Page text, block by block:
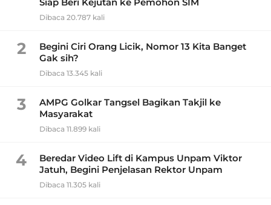
Dibaca 20.787 kali
2
Begini Ciri Orang Licik, Nomor 13 Kita Banget
Gak sih?
Dibaca 13.345 kali
3
AMPG Golkar Tangsel Bagikan Takjil ke
Masyarakat
Dibaca 11.899 kali
4
Beredar Video Lift di Kampus Unpam Viktor
Jatuh, Begini Penjelasan Rektor Unpam
Dibaca 11.305 kali